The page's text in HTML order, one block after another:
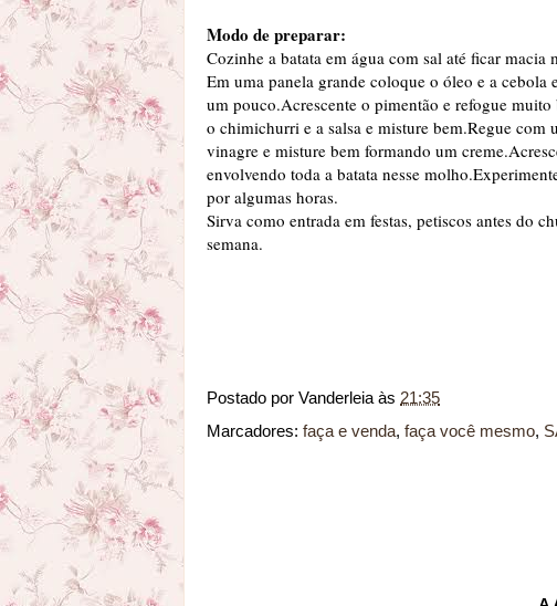
Modo de preparar:
Cozinhe a batata em água com sal até ficar macia
Em uma panela grande coloque o óleo e a cebola
um pouco.Acrescente o pimentão e refogue
o chimichurri e a salsa e misture bem.Regue com
vinagre e misture bem formando um
envolvendo toda a batata nesse
por algumas horas.
Sirva como entrada em festas, petiscos antes do
semana.
Postado por Vanderleia às 21:35
Marcadores: faça e venda, faça você mesmo,